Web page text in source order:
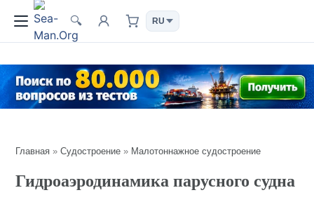
🔍
Главная »Судостроение » Малотоннажное судостроение
Гидроаэродинамика парусного судна